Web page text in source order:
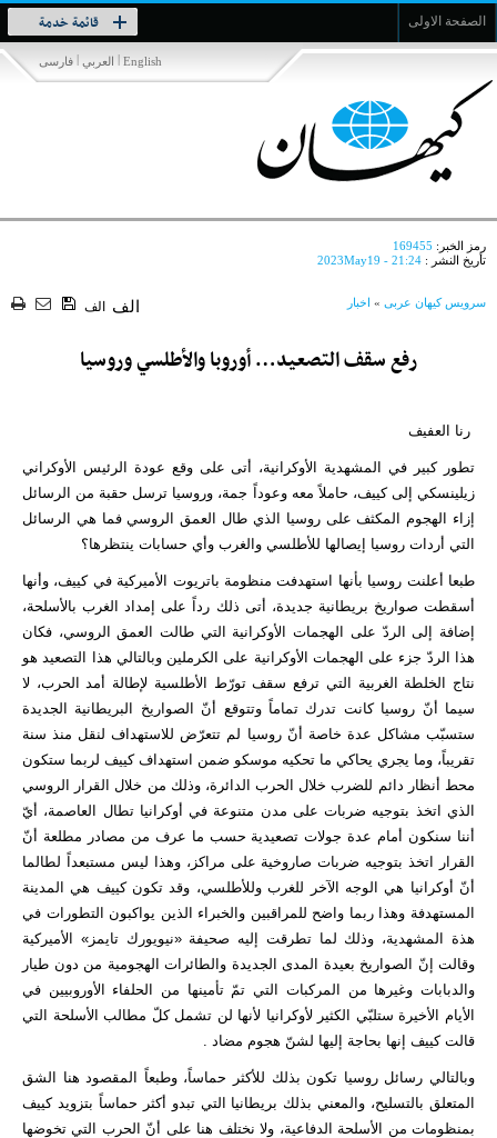
الصفحة الاولى قائمة خدمة
Toggle
navigation
فارسی | العربي | English
رمز الخبر: 169455
تأريخ النشر : 2023May19 - 21:24
سرویس کیهان عربی » اخبار الف الف
رفع سقف التصعيد… أوروبا والأطلسي وروسيا
رنا العفيف
تطور كبير في المشهدية الأوكرانية، أتى على وقع عودة الرئيس الأوكراني
زيلينسكي إلى كييف، حاملاً معه وعوداً جمة، وروسيا ترسل حقبة من الرسائل
إزاء الهجوم المكثف على روسيا الذي طال العمق الروسي فما هي الرسائل
التي أردات روسيا إيصالها للأطلسي والغرب وأي حسابات ينتظرها؟
طبعا أعلنت روسيا بأنها استهدفت منظومة باتريوت الأميركية في كييف، وأنها
أسقطت صواريخ بريطانية جديدة، أتى ذلك رداً على إمداد الغرب بالأسلحة،
إضافة إلى الردّ على الهجمات الأوكرانية التي طالت العمق الروسي، فكان
هذا الردّ جزء على الهجمات الأوكرانية على الكرملين وبالتالي هذا التصعيد هو
نتاج الخلطة الغربية التي ترفع سقف تورّط الأطلسية لإطالة أمد الحرب، لا
سيما أنّ روسيا كانت تدرك تماماً وتتوقع أنّ الصواريخ البريطانية الجديدة
ستسبّب مشاكل عدة خاصة أنّ روسيا لم تتعرّض للاستهداف لنقل منذ سنة
تقريباً، وما يجري يحاكي ما تحكيه موسكو ضمن استهداف كييف لربما ستكون
محط أنظار دائم للضرب خلال الحرب الدائرة، وذلك من خلال القرار الروسي
الذي اتخذ بتوجيه ضربات على مدن متنوعة في أوكرانيا تطال العاصمة، أيّ
أننا سنكون أمام عدة جولات تصعيدية حسب ما عرف من مصادر مطلعة أنّ
القرار اتخذ بتوجيه ضربات صاروخية على مراكز، وهذا ليس مستبعداً لطالما
أنّ أوكرانيا هي الوجه الآخر للغرب وللأطلسي، وقد تكون كييف هي المدينة
المستهدفة وهذا ربما واضح للمراقبين والخبراء الذين يواكبون التطورات في
هذة المشهدية، وذلك لما تطرقت إليه صحيفة «نيويورك تايمز» الأميركية
وقالت إنّ الصواريخ بعيدة المدى الجديدة والطائرات الهجومية من دون طيار
والدبابات وغيرها من المركبات التي تمّ تأمينها من الحلفاء الأوروبيين في
الأيام الأخيرة ستلبّي الكثير لأوكرانيا لأنها لن تشمل كلّ مطالب الأسلحة التي
قالت كييف إنها بحاجة إليها لشنّ هجوم مضاد .
وبالتالي رسائل روسيا تكون بذلك للأكثر حماساً، وطبعاً المقصود هنا الشق
المتعلق بالتسليح، والمعني بذلك بريطانيا التي تبدو أكثر حماساً بتزويد كييف
بمنظومات من الأسلحة الدفاعية، ولا نختلف هنا على أنّ الحرب التي تخوضها